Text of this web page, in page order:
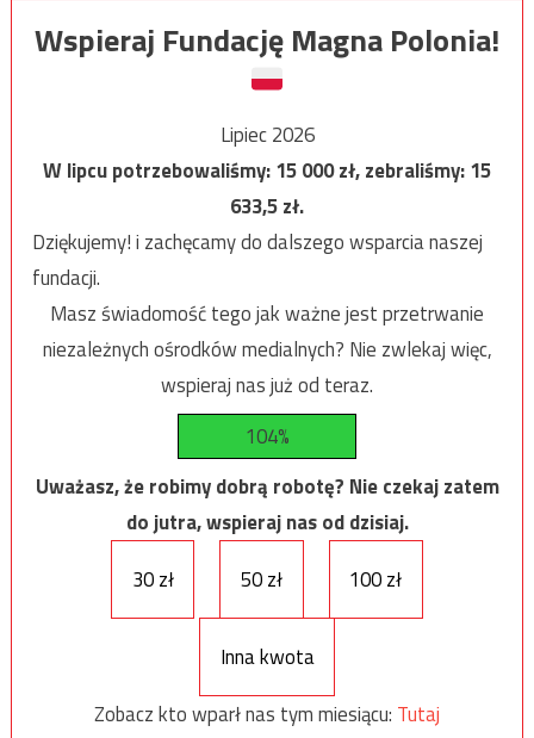
Wspieraj Fundację Magna Polonia!
Lipiec 2026
W lipcu potrzebowaliśmy:15 000zł, zebraliśmy:15
633,5zł.
Dziękujemy! i zachęcamy do dalszego wsparcia naszej
fundacji.
Masz świadomość tego jak ważne jest przetrwanie
niezależnych ośrodków medialnych? Nie zwlekaj więc,
wspieraj nas już od teraz.
104%
Uważasz, że robimy dobrą robotę? Nie czekaj zatem
do jutra, wspieraj nas od dzisiaj.
30 zł
50 zł 100 zł
Inna kwota
Zobacz kto wparł nas tym miesiącu: Tutaj